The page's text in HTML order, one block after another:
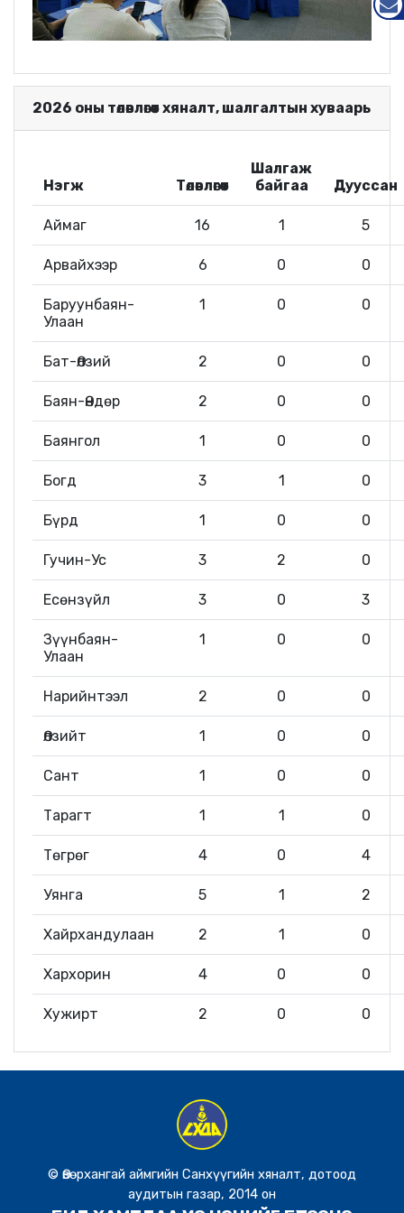
2026 оны төлөвлөгөөт хяналт, шалгалтын хуваарь
Нэгж Төлөвлөгөөт
Шалгаж
байгаа
Дууссан
Аймаг 16 1 5
Арвайхээр 6 0 0
Баруунбаян-
Улаан
1 0 0
Бат-Өлзий 2 0 0
Баян-Өндөр 2 0 0
Баянгол 1 0 0
Богд 3 1 0
Бүрд 1 0 0
Гучин-Ус 3 2 0
Есөнзүйл 3 0 3
Зүүнбаян-
Улаан
1 0 0
Нарийнтээл 2 0 0
Өлзийт 1 0 0
Сант 1 0 0
Тарагт 1 1 0
Төгрөг 4 0 4
Уянга 5 1 2
Хайрхандулаан 2 1 0
Хархорин 4 0 0
Хужирт 2 0 0
© Өвөрхангай аймгийн Санхүүгийн хяналт, дотоод
аудитын газар, 2014 он